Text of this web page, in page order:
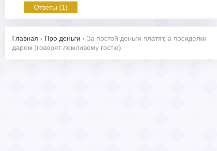
Ответы (1)
Главная › Про деньги › За постой деньги платят, а посиделки
даром (говорят ломливому гостю).